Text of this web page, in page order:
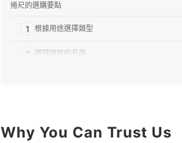
捲尺的選購要點
1 根據用途選擇類型
2 選擇適當的長度
5 確認前端有無固定爪
Why You Can Trust Us